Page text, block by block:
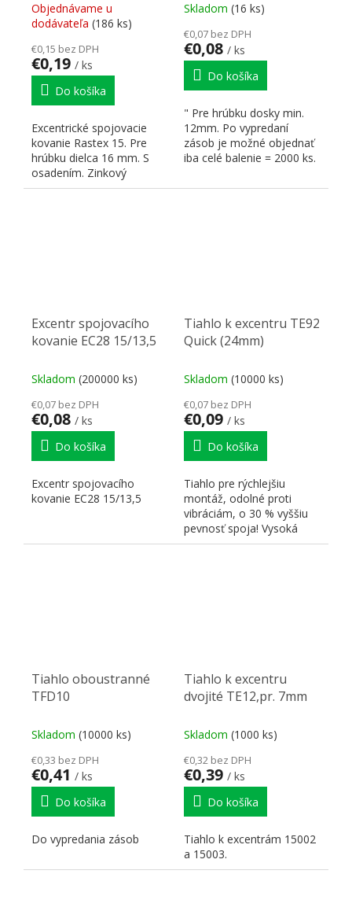
Objednávame u
dodávateľa (186 ks)
€0,15 bez DPH
€0,19 / ks
Do košíka
Excentrické spojovacie
kovanie Rastex 15. Pre
hrúbku dielca 16 mm. S
osadením. Zinkový
odliatok.
Skladom (16 ks)
€0,07 bez DPH
€0,08 / ks
Do košíka
" Pre hrúbku dosky min.
12mm. Po vypredaní
zásob je možné objednať
iba celé balenie = 2000 ks.
Excentr spojovacího
kovanie EC28 15/13,5
Skladom (200000 ks)
€0,07 bez DPH
€0,08 / ks
Do košíka
Excentr spojovacího
kovanie EC28 15/13,5
Tiahlo k excentru TE92
Quick (24mm)
Skladom (10000 ks)
€0,07 bez DPH
€0,09 / ks
Do košíka
Tiahlo pre rýchlejšiu
montáž, odolné proti
vibráciám, o 30 % vyššiu
pevnosť spoja! Vysoká
tolerancia umiestnenia...
Tiahlo oboustranné
TFD10
Skladom (10000 ks)
€0,33 bez DPH
€0,41 / ks
Do košíka
Do vypredania zásob
Tiahlo k excentru
dvojité TE12,pr. 7mm
Skladom (1000 ks)
€0,32 bez DPH
€0,39 / ks
Do košíka
Tiahlo k excentrám 15002
a 15003.